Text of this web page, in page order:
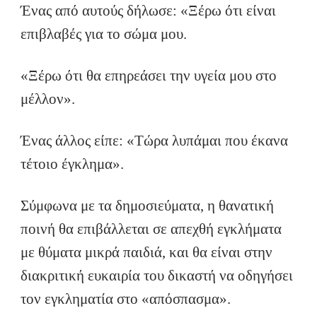
Ένας από αυτούς δήλωσε: «Ξέρω ότι είναι
επιβλαβές για το σώμα μου.
«Ξέρω ότι θα επηρεάσει την υγεία μου στο
μέλλον».
Ένας άλλος είπε: «Τώρα λυπάμαι που έκανα
τέτοιο έγκλημα».
Σύμφωνα με τα δημοσιεύματα, η θανατική
ποινή θα επιβάλλεται σε απεχθή εγκλήματα
με θύματα μικρά παιδιά, και θα είναι στην
διακριτική ευκαιρία του δικαστή να οδηγήσει
τον εγκληματία στο «απόσπασμα».